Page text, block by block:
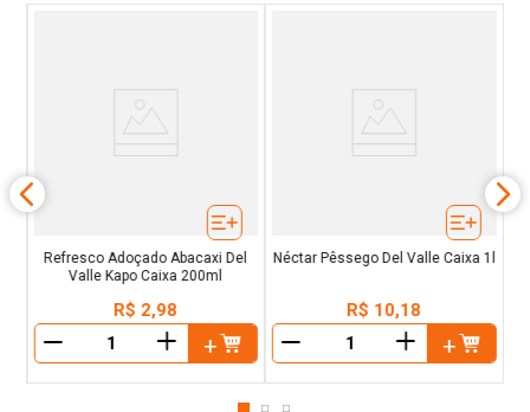
Refresco Adoçado Abacaxi Del
Valle Kapo Caixa 200ml
R$ 2,98
＋
Néctar Pêssego Del Valle Caixa 1l
R$ 10,18
＋